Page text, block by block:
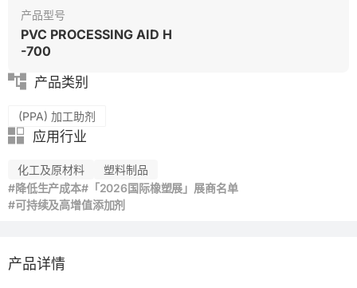
产品型号
PVC PROCESSING AID H
-700
产品类别
(PPA) 加工助剂
应用行业
化工及原材料
塑料制品
#降低生产成本#「2026国际橡塑展」展商名单
#可持续及高增值添加剂
产品详情